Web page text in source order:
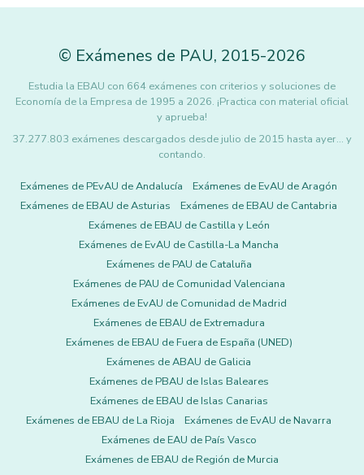
© Exámenes de PAU, 2015-2026
Estudia la EBAU con 664 exámenes con criterios y soluciones de
Economía de la Empresa de 1995 a 2026. ¡Practica con material oficial
y aprueba!
37.277.803 exámenes descargados desde julio de 2015 hasta ayer... y
contando.
Exámenes de PEvAU de Andalucía
Exámenes de EvAU de Aragón
Exámenes de EBAU de Asturias
Exámenes de EBAU de Cantabria
Exámenes de EBAU de Castilla y León
Exámenes de EvAU de Castilla-La Mancha
Exámenes de PAU de Cataluña
Exámenes de PAU de Comunidad Valenciana
Exámenes de EvAU de Comunidad de Madrid
Exámenes de EBAU de Extremadura
Exámenes de EBAU de Fuera de España (UNED)
Exámenes de ABAU de Galicia
Exámenes de PBAU de Islas Baleares
Exámenes de EBAU de Islas Canarias
Exámenes de EBAU de La Rioja
Exámenes de EvAU de Navarra
Exámenes de EAU de País Vasco
Exámenes de EBAU de Región de Murcia